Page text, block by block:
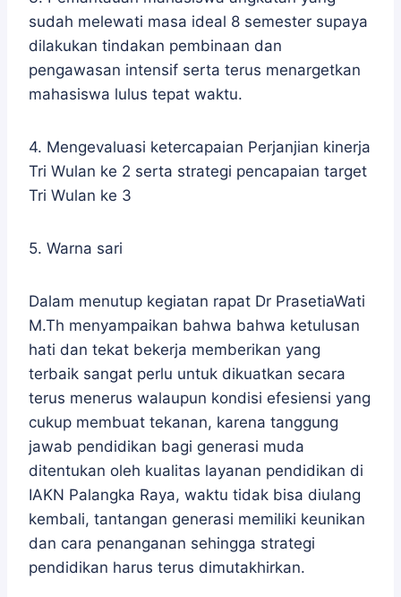
sudah melewati masa ideal 8 semester supaya
dilakukan tindakan pembinaan dan
pengawasan intensif serta terus menargetkan
mahasiswa lulus tepat waktu.
4. Mengevaluasi ketercapaian Perjanjian kinerja
Tri Wulan ke 2 serta strategi pencapaian target
Tri Wulan ke 3
5. Warna sari
Dalam menutup kegiatan rapat Dr PrasetiaWati
M.Th menyampaikan bahwa bahwa ketulusan
hati dan tekat bekerja memberikan yang
terbaik sangat perlu untuk dikuatkan secara
terus menerus walaupun kondisi efesiensi yang
cukup membuat tekanan, karena tanggung
jawab pendidikan bagi generasi muda
ditentukan oleh kualitas layanan pendidikan di
IAKN Palangka Raya, waktu tidak bisa diulang
kembali, tantangan generasi memiliki keunikan
dan cara penanganan sehingga strategi
pendidikan harus terus dimutakhirkan.